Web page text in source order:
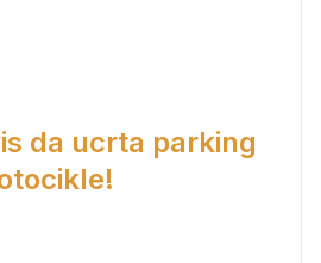
da ucrta parking